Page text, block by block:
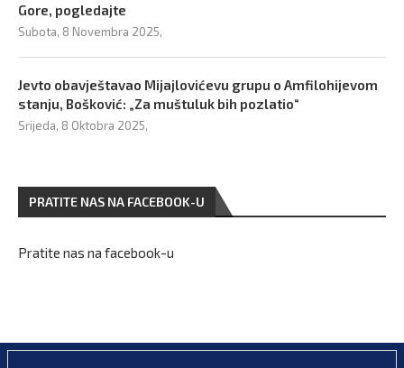
Gore, pogledajte
Subota, 8 Novembra 2025,
Jevto obavještavao Mijajlovićevu grupu o Amfilohijevom
stanju, Bošković: „Za muštuluk bih pozlatio“
Srijeda, 8 Oktobra 2025,
PRATITE NAS NA FACEBOOK-U
Pratite nas na facebook-u